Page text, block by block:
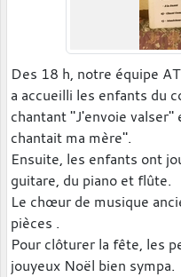
Des 18 h, notre équipe
a accueilli les enfants du
chantant "J'envoie
chantait ma mère".
Ensuite, les enfants ont
guitare, du piano et flûte.
Le chœur de musique
pièces .
Pour clôturer la fête, les
jouyeux Noël bien sympa.